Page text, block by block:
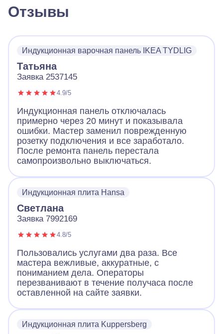
Отзывы
Индукционная варочная панель IKEA TYDLIG
Татьяна
Заявка 2537145
4.9/5
Индукционная панель отключалась
примерно через 20 минут и показывала
ошибки. Мастер заменил поврежденную
розетку подключения и все заработало.
После ремонта панель перестала
самопроизвольно выключаться.
Индукционная плита Hansa
Светлана
Заявка 7992169
4.8/5
Пользовались услугами два раза. Все
мастера вежливые, аккуратные, с
пониманием дела. Операторы
перезванивают в течение получаса после
оставленной на сайте заявки.
Индукционная плита Kuppersberg